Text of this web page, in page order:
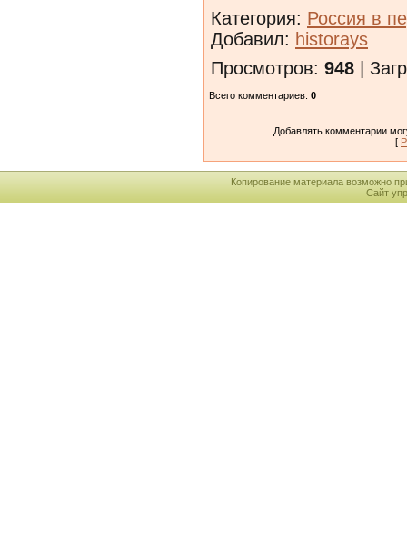
Категория: Россия в
Добавил: historays
Просмотров: 948 |
Всего комментариев: 0
Добавлять комментарии
[
Копирование материала возможно
Сайт